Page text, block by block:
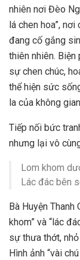
nhiên nơi Đèo
lá chen hoa”,
đang cố gắng
thiên nhiên. Biện
sự chen chúc,
thể hiện sức
la của không
Tiếp nối bức
nhưng lại vô
Lom khom
Lác đác bên
Bà Huyện
khom” và “lác
sự thưa thớt,
Hình ảnh “vài